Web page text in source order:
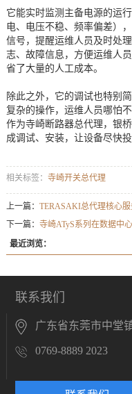
它能实时监测主备电源的运
电、电压不稳、频率偏差）
信号，提醒运维人员及时处
志、故障信息，方便运维人
省了大量的人工成本。
除此之外，它的调试也特别
复杂的操作，运维人员哪怕
作为寺崎断路器总代理，银
成调试、安装，让设备尽快投
相关标签： 寺崎开关总代理
上一篇： TERASAKI总代理核心
下一篇： 寺崎ATyS系列在数据中
最近浏览：
联系我们
广东省东莞市中堂
0769-8889 2023